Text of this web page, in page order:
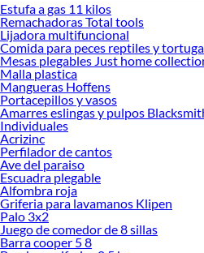
Estufa a gas 11 kilos
Remachadoras Total tools
Lijadora multifuncional
Comida para peces reptiles y
Mesas plegables Just home
Malla plastica
Mangueras Hoffens
Portacepillos y vasos
Amarres eslingas y pulpos
Individuales
Acrizinc
Perfilador de cantos
Ave del paraiso
Escuadra plegable
Alfombra roja
Griferia para lavamanos Klipen
Palo 3x2
Juego de comedor de 8 sillas
Barra cooper 5 8